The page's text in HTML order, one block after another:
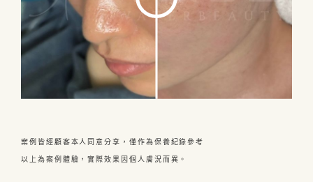
案例皆經顧客本人同意分享，僅作為保養紀錄參考
以上為案例體驗，實際效果因個人膚況而異。